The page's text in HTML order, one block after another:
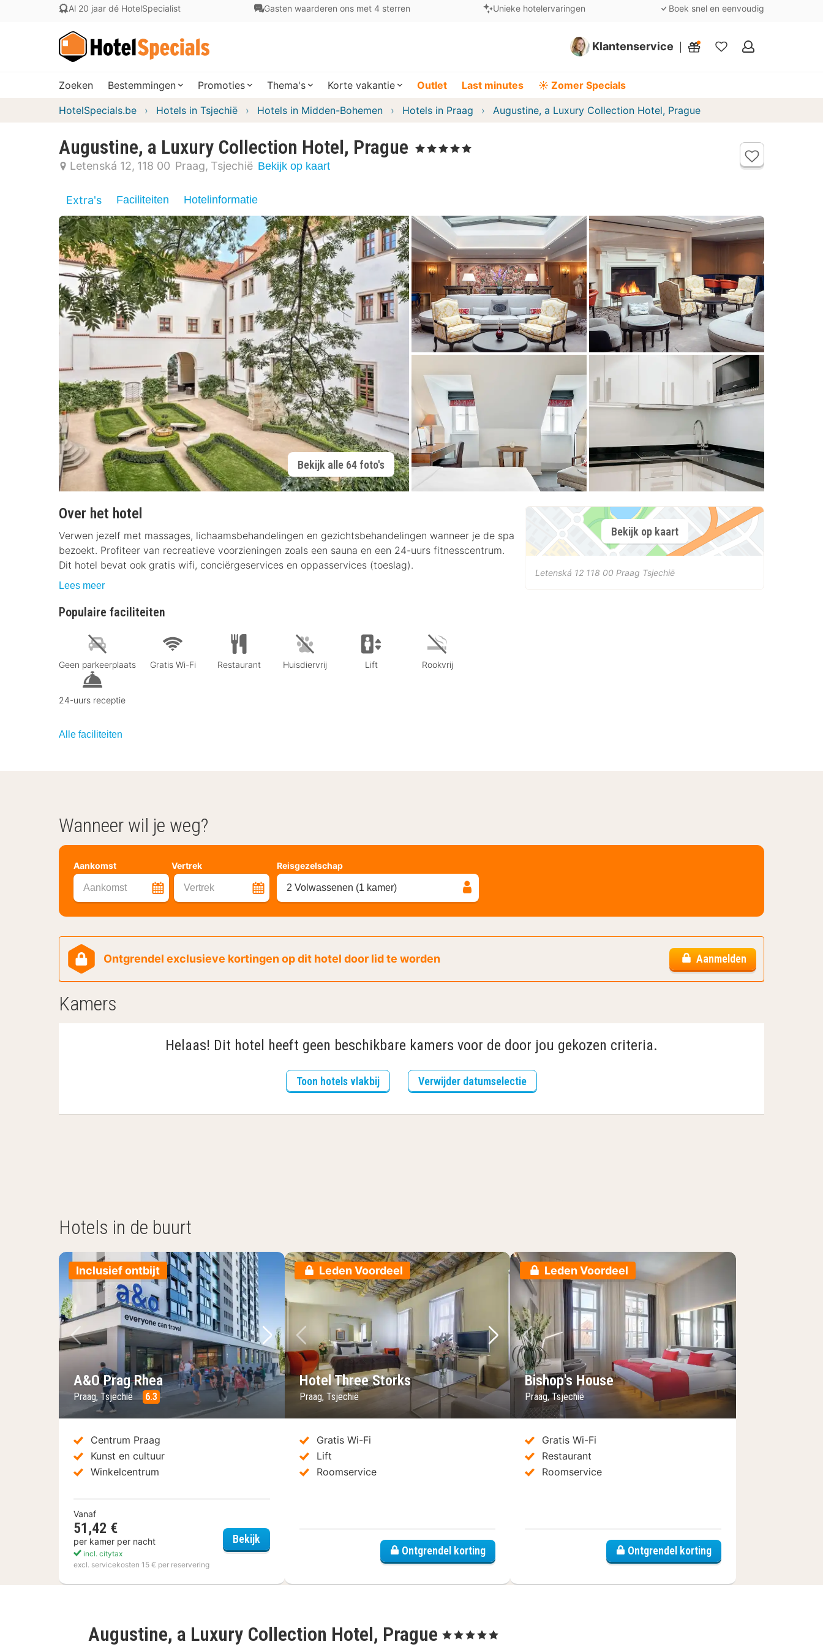
Al 20 jaar dé HotelSpecialist Gasten waarderen ons met 4 sterren Unieke hotelervaringen Boek snel en eenvoudig
Klantenservice
Mijn
Zoeken Bestemmingen Promoties Thema's Korte vakantie Outlet Last minutes ☀️ Zomer Specials
HotelSpecials.be Hotels in Tsjechië Hotels in Midden-Bohemen Hotels in Praag Augustine, a Luxury Collection Hotel, Prague
Augustine, a Luxury Collection Hotel, Prague , 5 Sterren
Letenská 12 118 00 Praag Tsjechië Bekijk op kaart
Extra's Faciliteiten Hotelinformatie
Bekijk alle 64 foto's
Over het hotel
Verwen jezelf met massages, lichaamsbehandelingen en gezichtsbehandelingen wanneer je de spa
bezoekt. Profiteer van recreatieve voorzieningen zoals een sauna en een 24-uurs fitnesscentrum.
Dit hotel bevat ook gratis wifi, conciërgeservices en oppasservices (toeslag).
Lees meer
Populaire faciliteiten
Geen parkeerplaats Gratis Wi-Fi Restaurant Huisdiervrij Lift Rookvrij
24-uurs receptie
Alle faciliteiten
Bekijk op kaart
Letenská 12 118 00 Praag Tsjechië
Wanneer wil je weg?
Aankomst Vertrek
Aankomst Vertrek
Reisgezelschap
2 Volwassenen (1 kamer)
Ontgrendel exclusieve kortingen op dit hotel door lid te worden Aanmelden
Kamers
Helaas! Dit hotel heeft geen beschikbare kamers voor de door jou gekozen criteria.
Toon hotels vlakbij Verwijder datumselectie
Hotels in de buurt
Inclusief ontbijt
Vorige foto
Volgende foto
A&O Prag Rhea
Praag, Tsjechië 6.3
Centrum Praag
Kunst en cultuur
Winkelcentrum
Vanaf
51,42 €
per kamer per nacht
incl. citytax
excl. servicekosten 15 € per reservering
BekijkA&O Prag Rhea
Leden Voordeel
Vorige foto
Volgende foto
Hotel Three Storks
Praag, Tsjechië
Gratis Wi-Fi
Lift
Roomservice
Ontgrendel korting
Leden Voordeel
Vorige foto
Volgende foto
Bishop's House
Praag, Tsjechië
Gratis Wi-Fi
Restaurant
Roomservice
Ontgrendel korting
Augustine, a Luxury Collection Hotel, Prague , 5 Sterren